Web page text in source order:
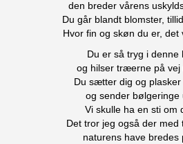
den breder vårens
Du går blandt blomster,
Hvor fin og skøn du er,
Du er så tryg i denne
og hilser træerne på vej
Du sætter dig og plasker
og sender bølgeringe
Vi skulle ha en sti om
Det tror jeg også der med
naturens have bredes